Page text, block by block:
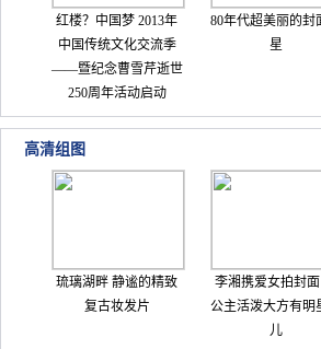
红楼？中国梦 2013年
中国传统文化交流季
——暨纪念曹雪芹逝世
250周年活动启动
80年代超美丽的封
星
高清组图
琉璃湖畔 静谧的精致
复古妆发片
李湘携爱女拍封
公主活泼大方有明
儿